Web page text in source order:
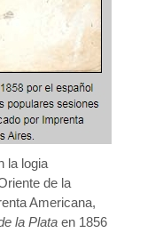
la logia
de la
Americana,
la Plata en 1856